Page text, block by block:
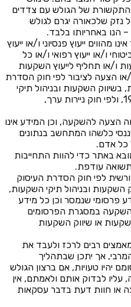
התקשורת של הגולש עם צדדים
נזק שלכאורה יגרם לגולש
הנו באחריותו בלבד.
מהווים ייעוץ פנסיוני ו/או ייעוץ
ו/או ייעוץ רפואי ו/או כל
ו/או תחליף לייעוץ השקעות
הצעה לציבור לפי חוק הסדרת
בשיווק השקעות ובניהול תיקי
השקעות, תשנ"ה-1995, ולפי חוק ניירות ערך,
הצעה להשקעה, וכן המידע אינו
כלשהו המתחשב בנתונים
כל אדם.
באתר כדי להוות התחייבות
תשואה עודפת.
לפי חוק הסדרת העיסוק
השקעות ובניהול תיקי השקעות,
וכל מידע פרסומי שנמסר וכן כל מידע
השקעה במסגרת הפרסומים
או שיווק השקעות
רבים לרכז ולעבד את
אך יתכן שבתהליך
יהיו טעויות, אם ברצון הגולש
לבדוק אותם ולאמתם, אין
או חוות דעת בדבר עסקאות